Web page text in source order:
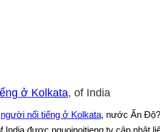
ở Kolkata, of India
người nổi tiếng ở Kolkata, nước Ấn
India được nguoinoitieng.tv cập nhật